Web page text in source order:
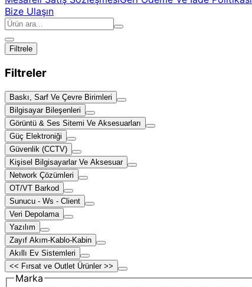
Bize Ulaşın
Filtrele
Filtreler
Baskı, Sarf Ve Çevre Birimleri
Bilgisayar Bileşenleri
Görüntü & Ses Sitemi Ve Aksesuarları
Güç Elektroniği
Güvenlik (CCTV)
Kişisel Bilgisayarlar Ve Aksesuar
Network Çözümleri
OT/VT Barkod
Sunucu - Ws - Client
Veri Depolama
Yazılım
Zayıf Akım-Kablo-Kabin
Akıllı Ev Sistemleri
<< Fırsat ve Outlet Ürünler >>
Marka